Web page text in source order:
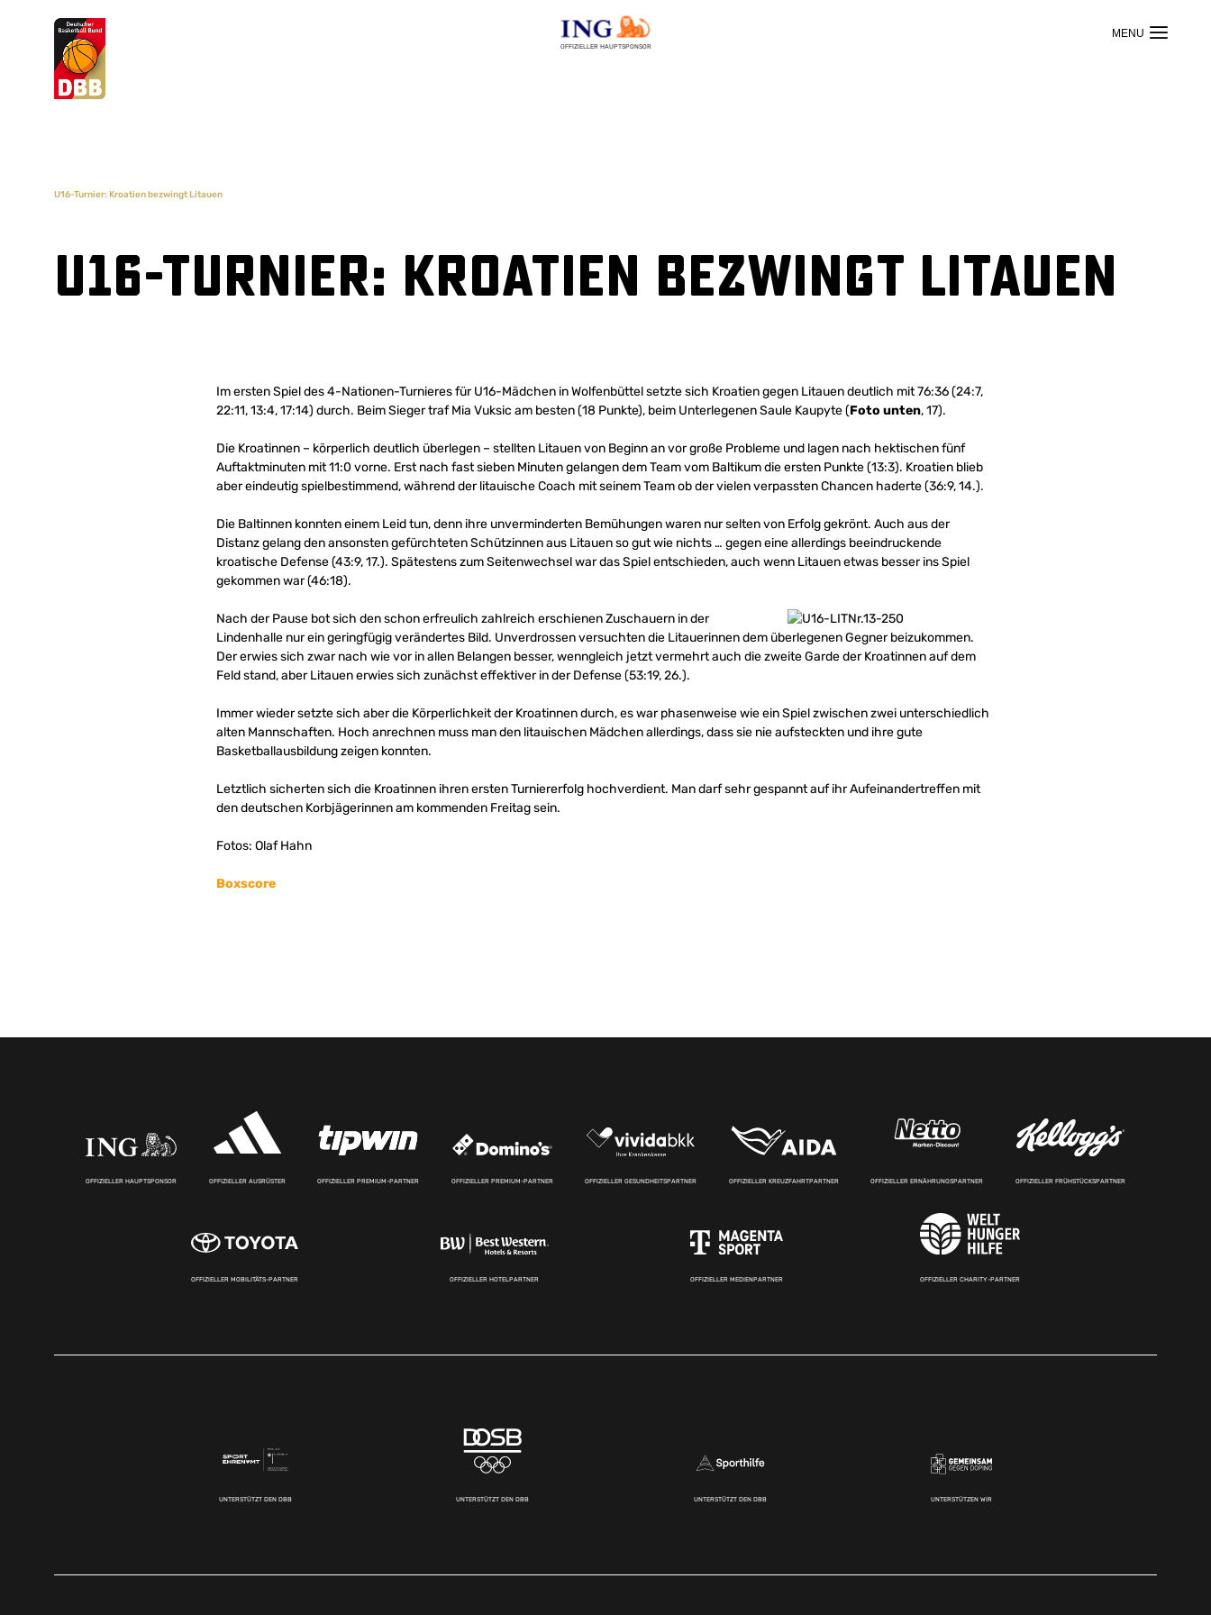
OFFIZIELLER HAUPTSPONSOR
Suchvorschläge
U16-Turnier: Kroatien bezwingt Litauen
U16-Turnier: Kroatien bezwingt Litauen
Im ersten Spiel des 4-Nationen-Turnieres für U16-Mädchen in Wolfenbüttel setzte sich Kroatien gegen Litauen deutlich mit 76:36 (24:7,
22:11, 13:4, 17:14) durch. Beim Sieger traf Mia Vuksic am besten (18 Punkte), beim Unterlegenen Saule Kaupyte (Foto unten, 17).
Die Kroatinnen – körperlich deutlich überlegen – stellten Litauen von Beginn an vor große Probleme und lagen nach hektischen fünf
Auftaktminuten mit 11:0 vorne. Erst nach fast sieben Minuten gelangen dem Team vom Baltikum die ersten Punkte (13:3). Kroatien blieb
aber eindeutig spielbestimmend, während der litauische Coach mit seinem Team ob der vielen verpassten Chancen haderte (36:9, 14.).
Die Baltinnen konnten einem Leid tun, denn ihre unverminderten Bemühungen waren nur selten von Erfolg gekrönt. Auch aus der
Distanz gelang den ansonsten gefürchteten Schützinnen aus Litauen so gut wie nichts … gegen eine allerdings beeindruckende
kroatische Defense (43:9, 17.). Spätestens zum Seitenwechsel war das Spiel entschieden, auch wenn Litauen etwas besser ins Spiel
gekommen war (46:18).
Nach der Pause bot sich den schon erfreulich zahlreich erschienen Zuschauern in der
Lindenhalle nur ein geringfügig verändertes Bild. Unverdrossen versuchten die Litauerinnen dem überlegenen Gegner beizukommen.
Der erwies sich zwar nach wie vor in allen Belangen besser, wenngleich jetzt vermehrt auch die zweite Garde der Kroatinnen auf dem
Feld stand, aber Litauen erwies sich zunächst effektiver in der Defense (53:19, 26.).
Immer wieder setzte sich aber die Körperlichkeit der Kroatinnen durch, es war phasenweise wie ein Spiel zwischen zwei unterschiedlich
alten Mannschaften. Hoch anrechnen muss man den litauischen Mädchen allerdings, dass sie nie aufsteckten und ihre gute
Basketballausbildung zeigen konnten.
Letztlich sicherten sich die Kroatinnen ihren ersten Turniererfolg hochverdient. Man darf sehr gespannt auf ihr Aufeinandertreffen mit
den deutschen Korbjägerinnen am kommenden Freitag sein.
Fotos: Olaf Hahn
Boxscore
OFFIZIELLER HAUPTSPONSOR OFFIZIELLER AUSRÜSTER OFFIZIELLER PREMIUM-PARTNER OFFIZIELLER PREMIUM-PARTNER OFFIZIELLER GESUNDHEITSPARTNER OFFIZIELLER KREUZFAHRTPARTNER OFFIZIELLER ERNÄHRUNGSPARTNER OFFIZIELLER FRÜHSTÜCKSPARTNER
OFFIZIELLER MOBILITÄTS-PARTNER OFFIZIELLER HOTELPARTNER OFFIZIELLER MEDIENPARTNER OFFIZIELLER CHARITY-PARTNER
UNTERSTÜTZT DEN DBB UNTERSTÜTZT DEN DBB UNTERSTÜTZT DEN DBB UNTERSTÜTZEN WIR